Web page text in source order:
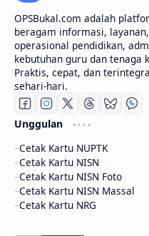
OPSBukal.com adalah
beragam informasi,
operasional pendidikan,
kebutuhan guru dan tenaga
Praktis, cepat, dan
sehari-hari.
Unggulan
Cetak Kartu NUPTK
Cetak Kartu NISN
Cetak Kartu NISN Foto
Cetak Kartu NISN Massal
Cetak Kartu NRG